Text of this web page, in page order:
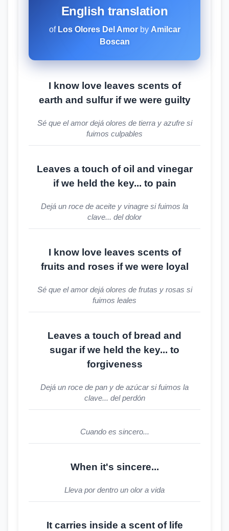
English translation
of Los Olores Del Amorby Amilcar
Boscan
I know love leaves scents of
earth and sulfur if we were guilty
Sé que el amor dejá olores de tierra y azufre si
fuimos culpables
Leaves a touch of oil and vinegar
if we held the key... to pain
Dejá un roce de aceite y vinagre si fuimos la
clave... del dolor
I know love leaves scents of
fruits and roses if we were loyal
Sé que el amor dejá olores de frutas y rosas si
fuimos leales
Leaves a touch of bread and
sugar if we held the key... to
forgiveness
Dejá un roce de pan y de azúcar si fuimos la
clave... del perdón
Cuando es sincero...
When it's sincere...
Lleva por dentro un olor a vida
It carries inside a scent of life